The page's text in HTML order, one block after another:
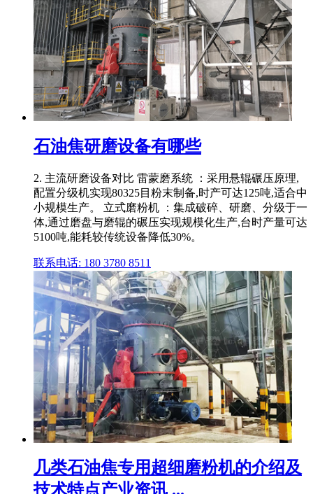
石油焦研磨设备有哪些
2. 主流研磨设备对比 雷蒙磨系统 ：采用悬辊碾压原理,
配置分级机实现80325目粉末制备,时产可达125吨,适合中
小规模生产。 立式磨粉机 ：集成破碎、研磨、分级于一
体,通过磨盘与磨辊的碾压实现规模化生产,台时产量可达
5100吨,能耗较传统设备降低30%。
联系电话: 180 3780 8511
几类石油焦专用超细磨粉机的介绍及
技术特点产业资讯 ...